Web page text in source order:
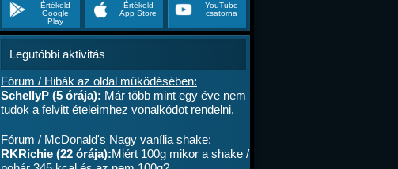
Értékeld
Google
Play
Értékeld
App Store
YouTube
csatorna
Legutóbbi aktivitás
Fórum / Hibák az oldal működésében:
SchellyP (5 órája): Már több mint egy éve nem
tudok a felvitt ételeimhez vonalkódot rendelni,
rendelés megy. A mások által megadott
vonalkódokat le tudom olvasni , jól működik. .
Azóta telefont cseréltem, a legújabb android fut,
Fórum / McDonald's Nagy vanília shake:
RKRichie (22 órája):Miért 100g mikor a shake /